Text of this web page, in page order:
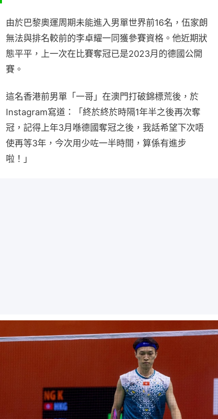
由於巴黎奧運周期未能進入男單世界前16名，伍家朗
無法與排名較前的李卓耀一同獲參賽資格。他近期狀
態平平，上一次在比賽奪冠已是2023月的德國公開
賽。
這名香港前男單「一哥」在澳門打破錦標荒後，於
Instagram寫道：「終於終於時隔1年半之後再次奪
冠，記得上年3月喺德國奪冠之後，我話希望下次唔
使再等3年，今次用少咗一半時間，算係有進步
啦！」